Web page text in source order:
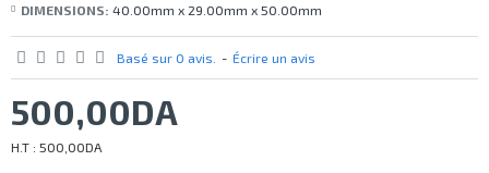
DIMENSIONS: 40.00mm x 29.00mm x 50.00mm
Basé sur 0 avis. - Écrire un avis
500,00DA
H.T : 500,00DA